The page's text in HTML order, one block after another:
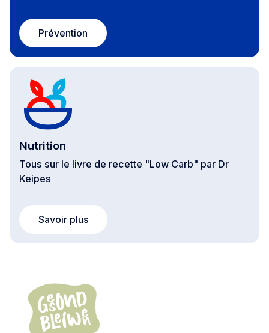
Prévention
Nutrition
Tous sur le livre de recette "Low Carb" par Dr
Keipes
Savoir plus